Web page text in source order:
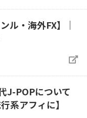
ル・海外FX】｜
J-POPについて
系アフィに】